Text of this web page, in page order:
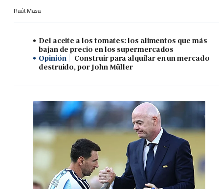
Raúl Masa
Del aceite a los tomates: los alimentos que más
bajan de precio en los supermercados
Opinión
Construir para alquilar en un mercado
destruido, por John Müller